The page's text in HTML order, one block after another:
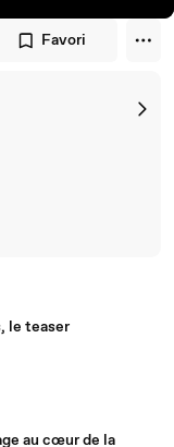
Favori
le teaser
au cœur de la